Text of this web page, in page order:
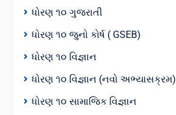
ધોરણ ૧૦ ગુજરાતી
ધોરણ ૧૦ જુનો કોર્ષ ( GSEB)
ધોરણ ૧૦ વિજ્ઞાન
ધોરણ ૧૦ વિજ્ઞાન (નવો અભ્યાસક્રમ)
ધોરણ ૧૦ સામાજિક વિજ્ઞાન